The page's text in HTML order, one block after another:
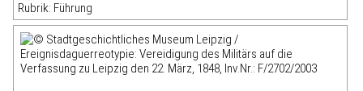
Rubrik: Führung